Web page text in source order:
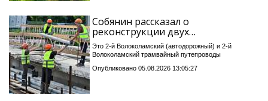
Собянин рассказал о
реконструкции двух…
Это 2-й Волоколамский (автодорожный) и 2-й
Волоколамский трамвайный путепроводы
Опубликовано 05.08.2026 13:05:27